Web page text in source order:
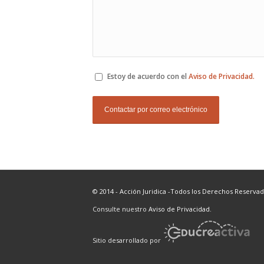
Estoy de acuerdo con el Aviso de Privacidad.
© 2014 - Acción Juridica -Todos los Derechos
Consulte nuestro Aviso de Privacidad.
Sitio desarrollado por